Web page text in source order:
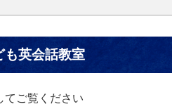
も英会話教室
てご覧ください